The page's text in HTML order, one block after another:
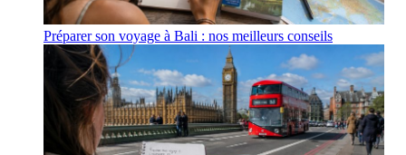
Préparer son voyage à Bali : nos meilleurs conseils